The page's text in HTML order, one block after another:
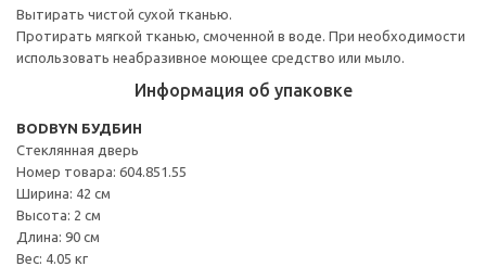
Вытирать чистой сухой тканью.
Протирать мягкой тканью, смоченной в воде. При необходимости
использовать неабразивное моющее средство или мыло.
Информация об упаковке
BODBYN БУДБИН
Стеклянная дверь
Номер товара: 604.851.55
Ширина: 42 см
Высота: 2 см
Длина: 90 см
Вес: 4.05 кг